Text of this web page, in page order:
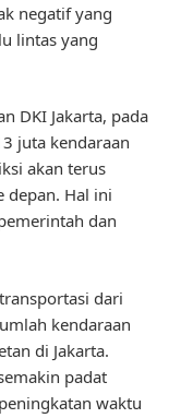
negatif yang
lintas yang
DKI Jakarta, pada
juta kendaraan
akan terus
depan. Hal ini
dan
dari
kendaraan
di Jakarta.
padat
waktu